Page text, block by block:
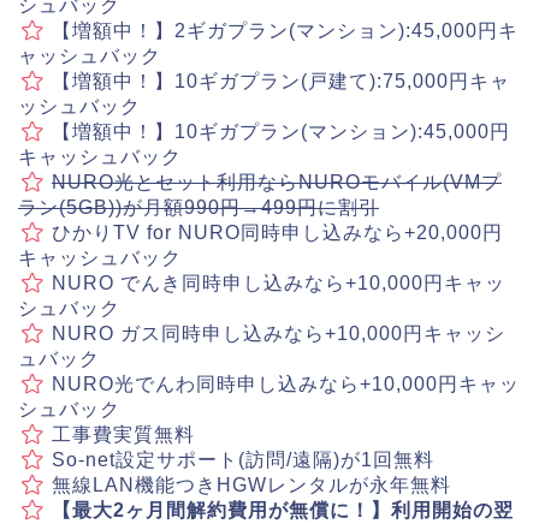
シュバック
【増額中！】2ギガプラン(マンション):45,000円キ
ャッシュバック
【増額中！】10ギガプラン(戸建て):75,000円キャ
ッシュバック
【増額中！】10ギガプラン(マンション):45,000円
キャッシュバック
NURO光とセット利用ならNUROモバイル(VMプ
ラン(5GB))が月額990円→499円に割引
ひかりTV for NURO同時申し込みなら+20,000円
キャッシュバック
NURO でんき同時申し込みなら+10,000円キャッ
シュバック
NURO ガス同時申し込みなら+10,000円キャッシ
ュバック
NURO光でんわ同時申し込みなら+10,000円キャッ
シュバック
工事費実質無料
So-net設定サポート(訪問/遠隔)が1回無料
無線LAN機能つきHGWレンタルが永年無料
【最大2ヶ月間解約費用が無償に！】利用開始の翌